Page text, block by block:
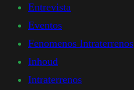
Entrevista
Eventos
Fenomenos Intraterrenos
Inhoud
Intraterrenos